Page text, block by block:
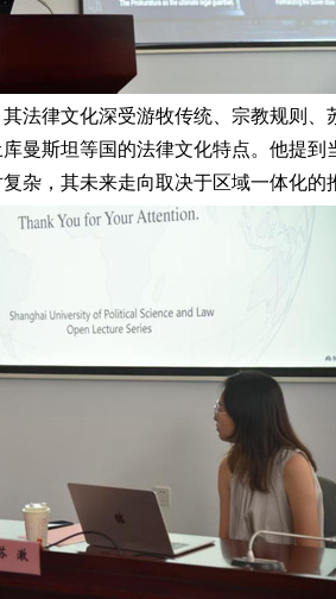
法律文化深受游牧传统、宗教规则
曼斯坦等国的法律文化特点。他提
杂，其未来走向取决于区域一体化的